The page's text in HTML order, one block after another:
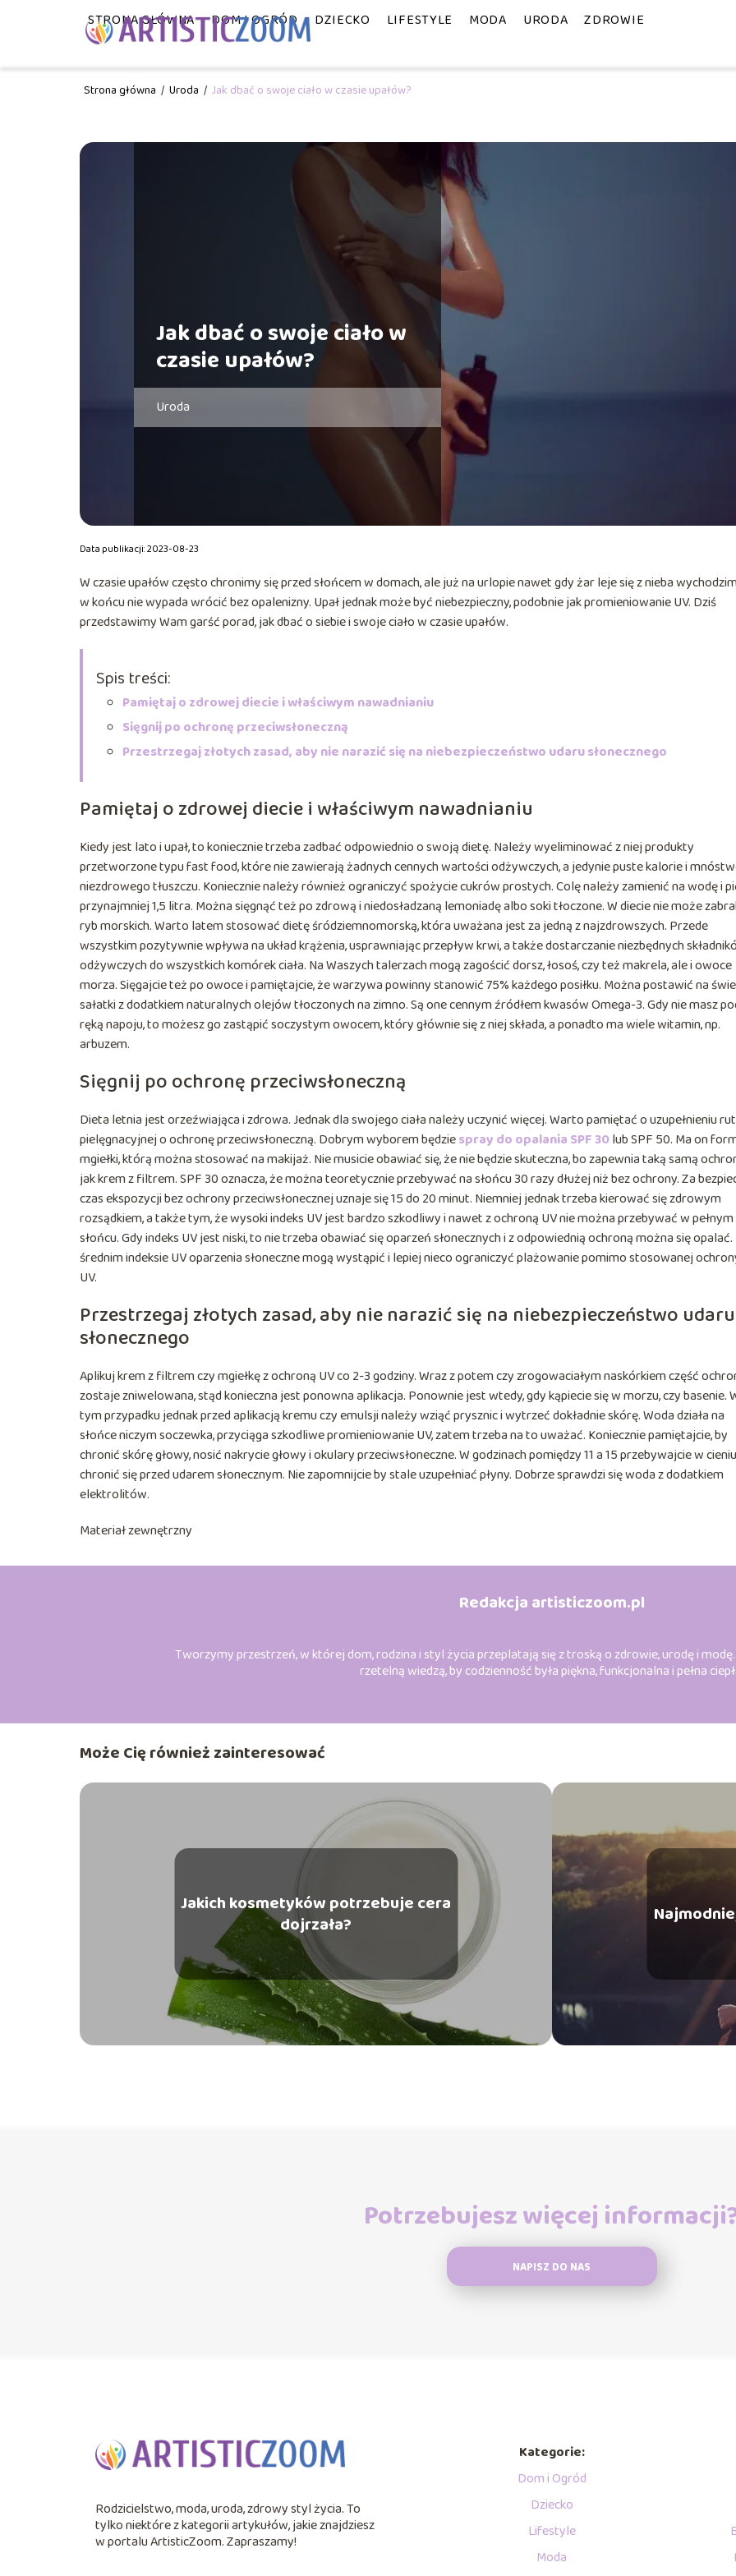
STRONA GŁÓWNA DOM I OGRÓD DZIECKO LIFESTYLE MODA URODA ZDROWIE
Strona główna / Uroda / Jak dbać o swoje ciało w czasie upałów?
Jak dbać o swoje ciało w
czasie upałów?
Uroda
Data publikacji: 2023-08-23
W czasie upałów często chronimy się przed słońcem w domach, ale już na urlopie nawet gdy żar leje się z nieba
w końcu nie wypada wrócić bez opalenizny. Upał jednak może być niebezpieczny, podobnie jak promieniowanie UV. Dziś
przedstawimy Wam garść porad, jak dbać o siebie i swoje ciało w czasie upałów.
Spis treści:
Pamiętaj o zdrowej diecie i właściwym nawadnianiu
Sięgnij po ochronę przeciwsłoneczną
Przestrzegaj złotych zasad, aby nie narazić się na niebezpieczeństwo udaru słonecznego
Pamiętaj o zdrowej diecie i właściwym nawadnianiu
Kiedy jest lato i upał, to koniecznie trzeba zadbać odpowiednio o swoją dietę. Należy wyeliminować z niej produkty
przetworzone typu fast food, które nie zawierają żadnych cennych wartości odżywczych, a jedynie puste kalorie i
niezdrowego tłuszczu. Koniecznie należy również ograniczyć spożycie cukrów prostych. Colę należy zamienić na wodę i
przynajmniej 1,5 litra. Można sięgnąć też po zdrową i niedosładzaną lemoniadę albo soki tłoczone. W diecie nie może
ryb morskich. Warto latem stosować dietę śródziemnomorską, która uważana jest za jedną z najzdrowszych. Przede
wszystkim pozytywnie wpływa na układ krążenia, usprawniając przepływ krwi, a także dostarczanie niezbędnych
odżywczych do wszystkich komórek ciała. Na Waszych talerzach mogą zagościć dorsz, łosoś, czy też makrela, ale i owoce
morza. Sięgajcie też po owoce i pamiętajcie, że warzywa powinny stanowić 75% każdego posiłku. Można postawić na
sałatki z dodatkiem naturalnych olejów tłoczonych na zimno. Są one cennym źródłem kwasów Omega-3. Gdy nie masz
ręką napoju, to możesz go zastąpić soczystym owocem, który głównie się z niej składa, a ponadto ma wiele witamin, np.
arbuzem.
Sięgnij po ochronę przeciwsłoneczną
Dieta letnia jest orzeźwiająca i zdrowa. Jednak dla swojego ciała należy uczynić więcej. Warto pamiętać o uzupełnieniu
pielęgnacyjnej o ochronę przeciwsłoneczną. Dobrym wyborem będziespray do opalania SPF 30lub SPF 50. Ma on
mgiełki, którą można stosować na makijaż. Nie musicie obawiać się, że nie będzie skuteczna, bo zapewnia taką samą
jak krem z filtrem. SPF 30 oznacza, że można teoretycznie przebywać na słońcu 30 razy dłużej niż bez ochrony. Za
czas ekspozycji bez ochrony przeciwsłonecznej uznaje się 15 do 20 minut. Niemniej jednak trzeba kierować się zdrowym
rozsądkiem, a także tym, że wysoki indeks UV jest bardzo szkodliwy i nawet z ochroną UV nie można przebywać w pełnym
słońcu. Gdy indeks UV jest niski, to nie trzeba obawiać się oparzeń słonecznych i z odpowiednią ochroną można się
średnim indeksie UV oparzenia słoneczne mogą wystąpić i lepiej nieco ograniczyć plażowanie pomimo stosowanej
UV.
Przestrzegaj złotych zasad, aby nie narazić się na niebezpieczeństwo udaru
słonecznego
Aplikuj krem z filtrem czy mgiełkę z ochroną UV co 2-3 godziny. Wraz z potem czy zrogowaciałym naskórkiem część
zostaje zniwelowana, stąd konieczna jest ponowna aplikacja. Ponownie jest wtedy, gdy kąpiecie się w morzu, czy basenie.
tym przypadku jednak przed aplikacją kremu czy emulsji należy wziąć prysznic i wytrzeć dokładnie skórę. Woda działa na
słońce niczym soczewka, przyciąga szkodliwe promieniowanie UV, zatem trzeba na to uważać. Koniecznie pamiętajcie, by
chronić skórę głowy, nosić nakrycie głowy i okulary przeciwsłoneczne. W godzinach pomiędzy 11 a 15 przebywajcie w
chronić się przed udarem słonecznym. Nie zapomnijcie by stale uzupełniać płyny. Dobrze sprawdzi się woda z dodatkiem
elektrolitów.
Materiał zewnętrzny
Redakcja artisticzoom.pl
Tworzymy przestrzeń, w której dom, rodzina i styl życia przeplatają się z troską o zdrowie, urodę i
rzetelną wiedzą, by codzienność była piękna, funkcjonalna i pełna
Może Cię również zainteresować
Jakich kosmetyków potrzebuje cera
dojrzała?
Potrzebujesz więcej
NAPISZ DO NAS
Rodzicielstwo, moda, uroda, zdrowy styl życia. To
tylko niektóre z kategorii artykułów, jakie znajdziesz
w portalu ArtisticZoom. Zapraszamy!
Kategorie:
Dom i Ogród
Dziecko
Lifestyle
Moda